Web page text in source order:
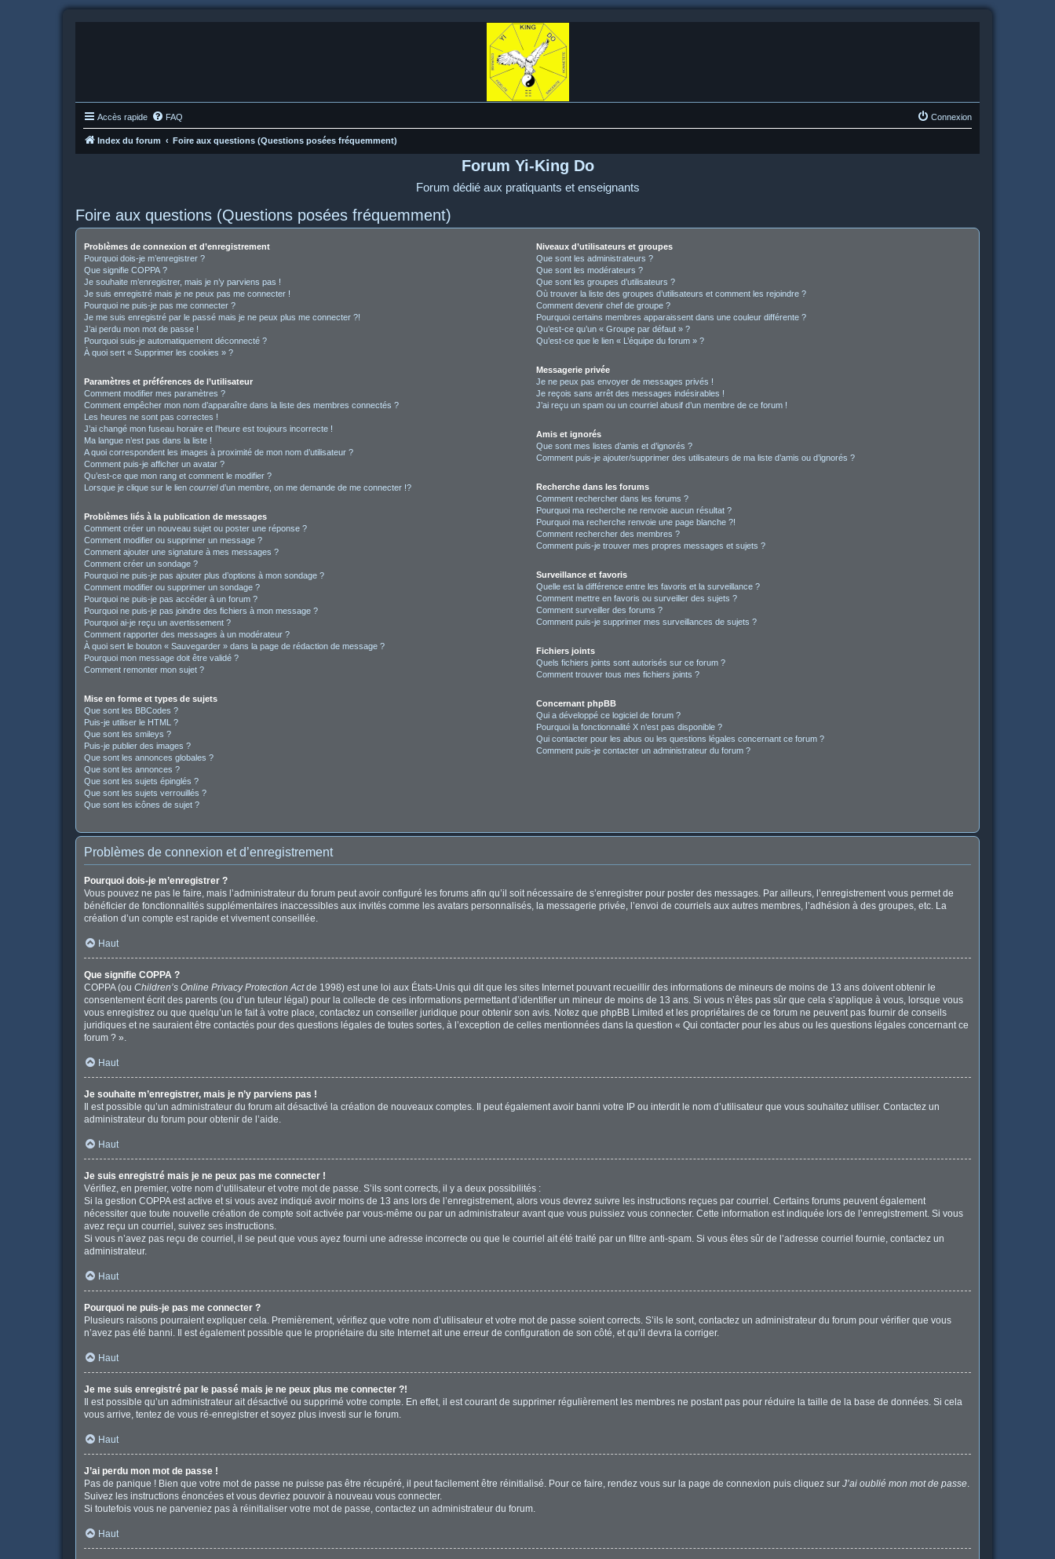
Accès rapide FAQ Connexion
Index du forum Foire aux questions (Questions posées fréquemment)
Forum Yi-King Do
Forum dédié aux pratiquants et enseignants
Foire aux questions (Questions posées fréquemment)
Problèmes de connexion et d’enregistrement
Pourquoi dois-je m’enregistrer ?
Que signifie COPPA ?
Je souhaite m’enregistrer, mais je n’y parviens pas !
Je suis enregistré mais je ne peux pas me connecter !
Pourquoi ne puis-je pas me connecter ?
Je me suis enregistré par le passé mais je ne peux plus me connecter ?!
J’ai perdu mon mot de passe !
Pourquoi suis-je automatiquement déconnecté ?
À quoi sert « Supprimer les cookies » ?
Paramètres et préférences de l’utilisateur
Comment modifier mes paramètres ?
Comment empêcher mon nom d’apparaître dans la liste des membres connectés ?
Les heures ne sont pas correctes !
J’ai changé mon fuseau horaire et l’heure est toujours incorrecte !
Ma langue n’est pas dans la liste !
A quoi correspondent les images à proximité de mon nom d’utilisateur ?
Comment puis-je afficher un avatar ?
Qu’est-ce que mon rang et comment le modifier ?
Lorsque je clique sur le lien courrield’un membre, on me demande de me connecter !?
Problèmes liés à la publication de messages
Comment créer un nouveau sujet ou poster une réponse ?
Comment modifier ou supprimer un message ?
Comment ajouter une signature à mes messages ?
Comment créer un sondage ?
Pourquoi ne puis-je pas ajouter plus d’options à mon sondage ?
Comment modifier ou supprimer un sondage ?
Pourquoi ne puis-je pas accéder à un forum ?
Pourquoi ne puis-je pas joindre des fichiers à mon message ?
Pourquoi ai-je reçu un avertissement ?
Comment rapporter des messages à un modérateur ?
À quoi sert le bouton « Sauvegarder » dans la page de rédaction de message ?
Pourquoi mon message doit être validé ?
Comment remonter mon sujet ?
Mise en forme et types de sujets
Que sont les BBCodes ?
Puis-je utiliser le HTML ?
Que sont les smileys ?
Puis-je publier des images ?
Que sont les annonces globales ?
Que sont les annonces ?
Que sont les sujets épinglés ?
Que sont les sujets verrouillés ?
Que sont les icônes de sujet ?
Niveaux d’utilisateurs et groupes
Que sont les administrateurs ?
Que sont les modérateurs ?
Que sont les groupes d’utilisateurs ?
Où trouver la liste des groupes d’utilisateurs et comment les rejoindre ?
Comment devenir chef de groupe ?
Pourquoi certains membres apparaissent dans une couleur différente ?
Qu’est-ce qu’un « Groupe par défaut » ?
Qu’est-ce que le lien « L’équipe du forum » ?
Messagerie privée
Je ne peux pas envoyer de messages privés !
Je reçois sans arrêt des messages indésirables !
J’ai reçu un spam ou un courriel abusif d’un membre de ce forum !
Amis et ignorés
Que sont mes listes d’amis et d’ignorés ?
Comment puis-je ajouter/supprimer des utilisateurs de ma liste d’amis ou d’ignorés ?
Recherche dans les forums
Comment rechercher dans les forums ?
Pourquoi ma recherche ne renvoie aucun résultat ?
Pourquoi ma recherche renvoie une page blanche ?!
Comment rechercher des membres ?
Comment puis-je trouver mes propres messages et sujets ?
Surveillance et favoris
Quelle est la différence entre les favoris et la surveillance ?
Comment mettre en favoris ou surveiller des sujets ?
Comment surveiller des forums ?
Comment puis-je supprimer mes surveillances de sujets ?
Fichiers joints
Quels fichiers joints sont autorisés sur ce forum ?
Comment trouver tous mes fichiers joints ?
Concernant phpBB
Qui a développé ce logiciel de forum ?
Pourquoi la fonctionnalité X n’est pas disponible ?
Qui contacter pour les abus ou les questions légales concernant ce forum ?
Comment puis-je contacter un administrateur du forum ?
Problèmes de connexion et d’enregistrement
Pourquoi dois-je m’enregistrer ?
Vous pouvez ne pas le faire, mais l’administrateur du forum peut avoir configuré les forums afin qu’il soit nécessaire de s’enregistrer pour poster des messages. Par ailleurs, l’enregistrement vous permet de
bénéficier de fonctionnalités supplémentaires inaccessibles aux invités comme les avatars personnalisés, la messagerie privée, l’envoi de courriels aux autres membres, l’adhésion à des groupes, etc. La
création d’un compte est rapide et vivement conseillée.
Haut
Que signifie COPPA ?
COPPA (ou Children’s Online Privacy Protection Actde 1998) est une loi aux États-Unis qui dit que les sites Internet pouvant recueillir des informations de mineurs de moins de 13 ans doivent obtenir le
consentement écrit des parents (ou d’un tuteur légal) pour la collecte de ces informations permettant d’identifier un mineur de moins de 13 ans. Si vous n’êtes pas sûr que cela s’applique à vous, lorsque vous
vous enregistrez ou que quelqu’un le fait à votre place, contactez un conseiller juridique pour obtenir son avis. Notez que phpBB Limited et les propriétaires de ce forum ne peuvent pas fournir de conseils
juridiques et ne sauraient être contactés pour des questions légales de toutes sortes, à l’exception de celles mentionnées dans la question « Qui contacter pour les abus ou les questions légales concernant ce
forum ? ».
Haut
Je souhaite m’enregistrer, mais je n’y parviens pas !
Il est possible qu’un administrateur du forum ait désactivé la création de nouveaux comptes. Il peut également avoir banni votre IP ou interdit le nom d’utilisateur que vous souhaitez utiliser. Contactez un
administrateur du forum pour obtenir de l’aide.
Haut
Je suis enregistré mais je ne peux pas me connecter !
Vérifiez, en premier, votre nom d’utilisateur et votre mot de passe. S’ils sont corrects, il y a deux possibilités :
Si la gestion COPPA est active et si vous avez indiqué avoir moins de 13 ans lors de l’enregistrement, alors vous devrez suivre les instructions reçues par courriel. Certains forums peuvent également
nécessiter que toute nouvelle création de compte soit activée par vous-même ou par un administrateur avant que vous puissiez vous connecter. Cette information est indiquée lors de l’enregistrement. Si vous
avez reçu un courriel, suivez ses instructions.
Si vous n’avez pas reçu de courriel, il se peut que vous ayez fourni une adresse incorrecte ou que le courriel ait été traité par un filtre anti-spam. Si vous êtes sûr de l’adresse courriel fournie, contactez un
administrateur.
Haut
Pourquoi ne puis-je pas me connecter ?
Plusieurs raisons pourraient expliquer cela. Premièrement, vérifiez que votre nom d’utilisateur et votre mot de passe soient corrects. S’ils le sont, contactez un administrateur du forum pour vérifier que vous
n’avez pas été banni. Il est également possible que le propriétaire du site Internet ait une erreur de configuration de son côté, et qu’il devra la corriger.
Haut
Je me suis enregistré par le passé mais je ne peux plus me connecter ?!
Il est possible qu’un administrateur ait désactivé ou supprimé votre compte. En effet, il est courant de supprimer régulièrement les membres ne postant pas pour réduire la taille de la base de données. Si cela
vous arrive, tentez de vous ré-enregistrer et soyez plus investi sur le forum.
Haut
J’ai perdu mon mot de passe !
Pas de panique ! Bien que votre mot de passe ne puisse pas être récupéré, il peut facilement être réinitialisé. Pour ce faire, rendez vous sur la page de connexion puis cliquez sur J’ai oublié mon mot de passe.
Suivez les instructions énoncées et vous devriez pouvoir à nouveau vous connecter.
Si toutefois vous ne parveniez pas à réinitialiser votre mot de passe, contactez un administrateur du forum.
Haut